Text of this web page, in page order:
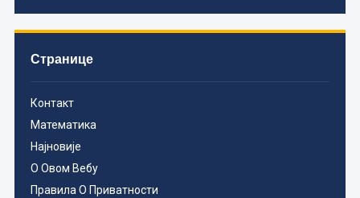
Странице
Контакт
Математика
Најновије
О Овом Вебу
Правила О Приватности